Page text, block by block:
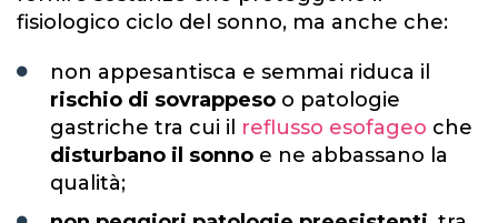
fisiologico ciclo del sonno, ma anche che:
non appesantisca e semmai riduca il
rischio di sovrappeso o patologie
gastriche tra cui il reflusso esofageo che
disturbano il sonno e ne abbassano la
qualità;